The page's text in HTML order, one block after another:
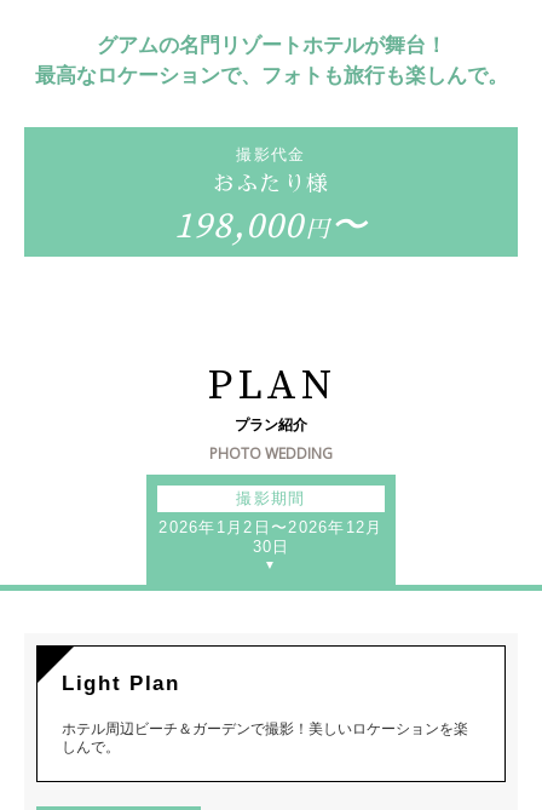
グアムの名門リゾートホテルが舞台！
最高なロケーションで、フォトも旅行も楽しんで。
撮影代金
おふたり様
198,000円〜
PLAN
プラン紹介
PHOTO WEDDING
撮影期間
2026年1月2日〜2026年12月
30日
Light Plan
ホテル周辺ビーチ＆ガーデンで撮影！美しいロケーションを楽
しんで。